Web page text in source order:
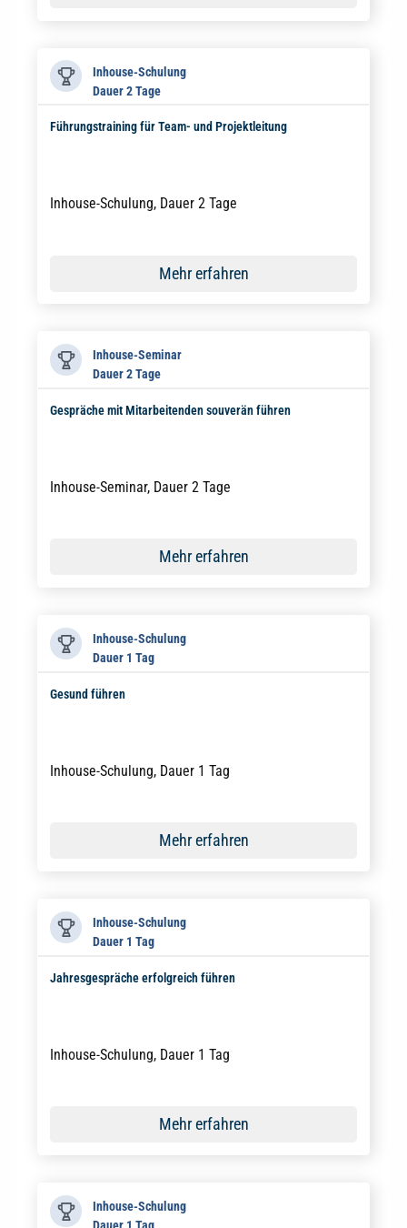
Inhouse-Schulung
Dauer 2 Tage
Führungstraining für Team- und Projektleitung
Inhouse-Schulung, Dauer 2 Tage
Mehr erfahren
Inhouse-Seminar
Dauer 2 Tage
Gespräche mit Mitarbeitenden souverän führen
Inhouse-Seminar, Dauer 2 Tage
Mehr erfahren
Inhouse-Schulung
Dauer 1 Tag
Gesund führen
Inhouse-Schulung, Dauer 1 Tag
Mehr erfahren
Inhouse-Schulung
Dauer 1 Tag
Jahresgespräche erfolgreich führen
Inhouse-Schulung, Dauer 1 Tag
Mehr erfahren
Inhouse-Schulung